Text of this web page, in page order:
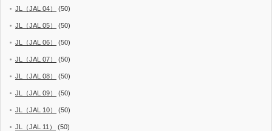
JL（JAL 04） (50)
JL（JAL 05） (50)
JL（JAL 06） (50)
JL（JAL 07） (50)
JL（JAL 08） (50)
JL（JAL 09） (50)
JL（JAL 10） (50)
JL（JAL 11） (50)